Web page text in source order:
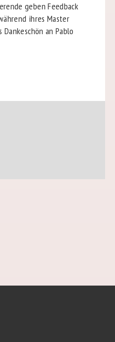
geben Feedback
ihres Master
an Pablo